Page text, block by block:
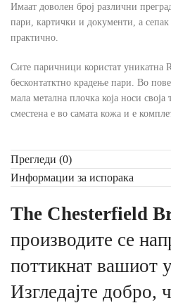
Имаат доволен број различни
пари, картички и документи, а сепак
практично.
Сите паричници користат уникатна
бесконтатктно крадење пари. Во
мала метална плочка која носи
сместена е во самата кожа и е
Прегледи (0)
Информации за испорака
The Chesterfield
производите се
поттикнат вашиот
Изгледајте добро,